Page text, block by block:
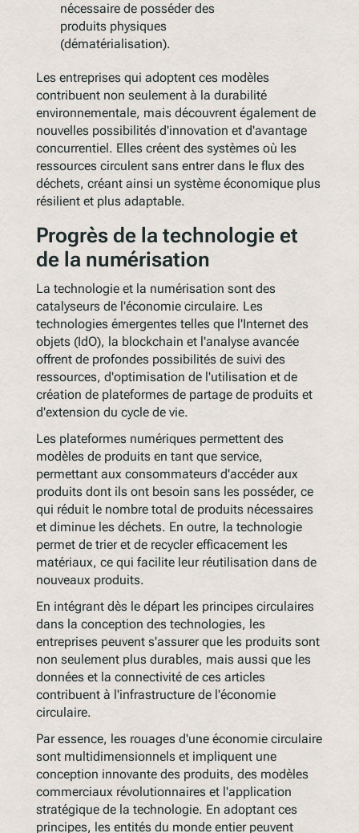
nécessaire de posséder des
produits physiques
(dématérialisation).
Les entreprises qui adoptent ces modèles
contribuent non seulement à la durabilité
environnementale, mais découvrent également de
nouvelles possibilités d'innovation et d'avantage
concurrentiel. Elles créent des systèmes où les
ressources circulent sans entrer dans le flux des
déchets, créant ainsi un système économique plus
résilient et plus adaptable.
Progrès de la technologie et
de la numérisation
La technologie et la numérisation sont des
catalyseurs de l'économie circulaire. Les
technologies émergentes telles que l'Internet des
objets (IdO), la blockchain et l'analyse avancée
offrent de profondes possibilités de suivi des
ressources, d'optimisation de l'utilisation et de
création de plateformes de partage de produits et
d'extension du cycle de vie.
Les plateformes numériques permettent des
modèles de produits en tant que service,
permettant aux consommateurs d'accéder aux
produits dont ils ont besoin sans les posséder, ce
qui réduit le nombre total de produits nécessaires
et diminue les déchets. En outre, la technologie
permet de trier et de recycler efficacement les
matériaux, ce qui facilite leur réutilisation dans de
nouveaux produits.
En intégrant dès le départ les principes circulaires
dans la conception des technologies, les
entreprises peuvent s'assurer que les produits sont
non seulement plus durables, mais aussi que les
données et la connectivité de ces articles
contribuent à l'infrastructure de l'économie
circulaire.
Par essence, les rouages d'une économie circulaire
sont multidimensionnels et impliquent une
conception innovante des produits, des modèles
commerciaux révolutionnaires et l'application
stratégique de la technologie. En adoptant ces
principes, les entités du monde entier peuvent